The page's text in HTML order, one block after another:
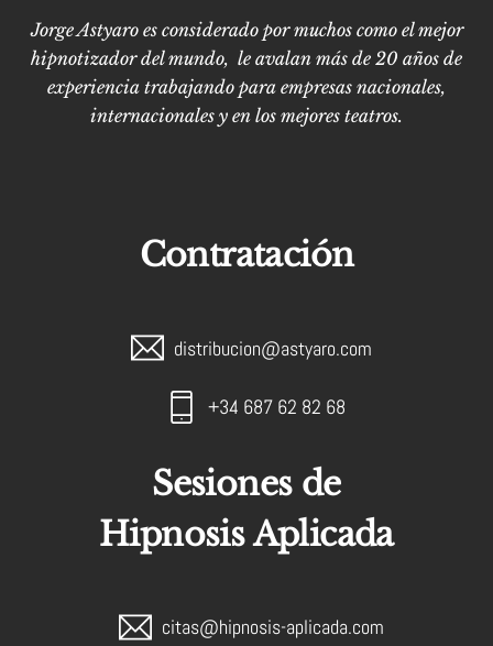
Jorge Astyaro es considerado por muchos como el mejor
hipnotizador del mundo, le avalan más de 20 años de
experiencia trabajando para empresas nacionales,
internacionales y en los mejores teatros.
Contratación
distribucion@astyaro.com
+34 687 62 82 68
Sesiones de
Hipnosis Aplicada
citas@hipnosis-aplicada.com